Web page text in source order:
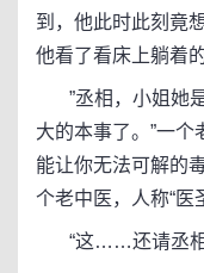
到，他此时此刻竟
他看了看床上躺着
”丞相，小姐她是
大的本事了。”一个
能让你无法可解的
个老中医，人称“医
“这……还请丞相